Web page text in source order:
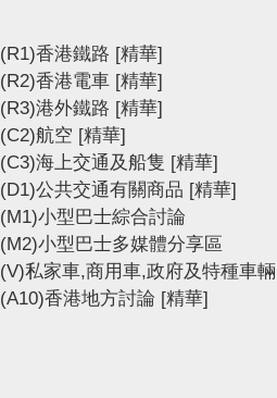
(R1)香港鐵路 [精華]
(R2)香港電車 [精華]
(R3)港外鐵路 [精華]
(C2)航空 [精華]
(C3)海上交通及船隻 [精華]
(D1)公共交通有關商品 [精華]
(M1)小型巴士綜合討論
(M2)小型巴士多媒體分享區
(V)私家車,商用車,政府及特種車輛
(A10)香港地方討論 [精華]